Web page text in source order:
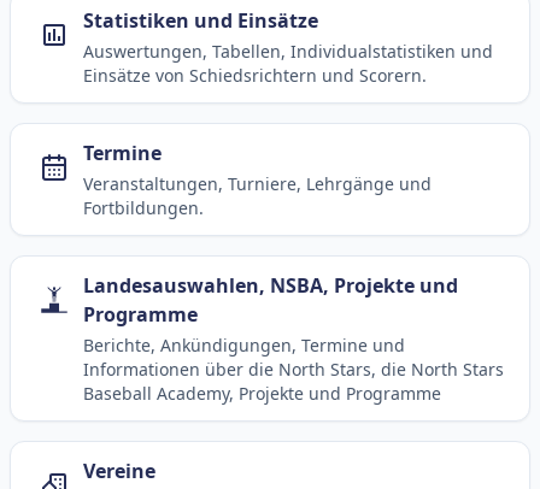
Statistiken und Einsätze
Auswertungen, Tabellen, Individualstatistiken und
Einsätze von Schiedsrichtern und Scorern.
Termine
Veranstaltungen, Turniere, Lehrgänge und
Fortbildungen.
Landesauswahlen, NSBA, Projekte und
Programme
Berichte, Ankündigungen, Termine und
Informationen über die North Stars, die North Stars
Baseball Academy, Projekte und Programme
Vereine